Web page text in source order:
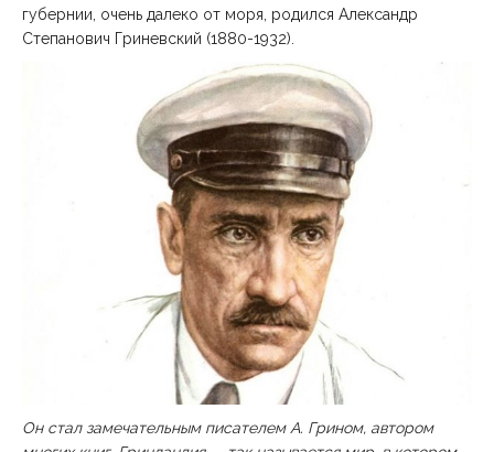
губернии, очень далеко от моря, родился Александр
Степанович Гриневский (1880-1932).
Он стал замечательным писателем А. Грином, автором